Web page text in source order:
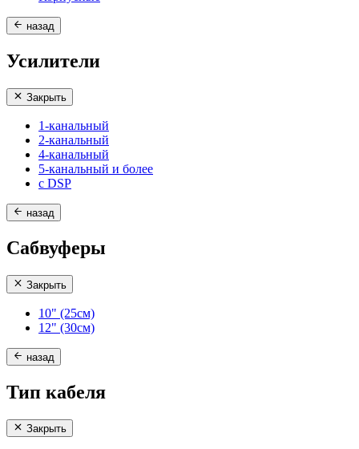
назад
Усилители
Закрыть
1-канальный
2-канальный
4-канальный
5-канальный и более
с DSP
назад
Сабвуферы
Закрыть
10" (25см)
12" (30см)
назад
Тип кабеля
Закрыть